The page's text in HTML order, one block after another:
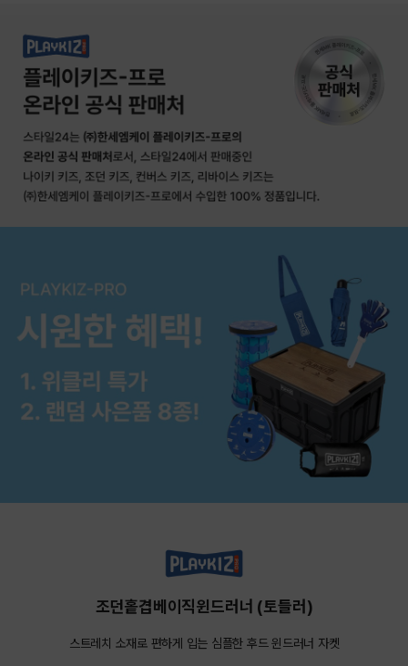
조던홑겹베이직윈드러너 (토들러)
스트레치 소재로 편하게 입는 심플한 후드 윈드러너 자켓